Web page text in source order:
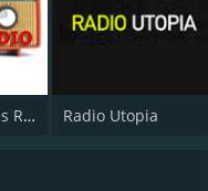
Belgian Oldies Radio Radio Utopia